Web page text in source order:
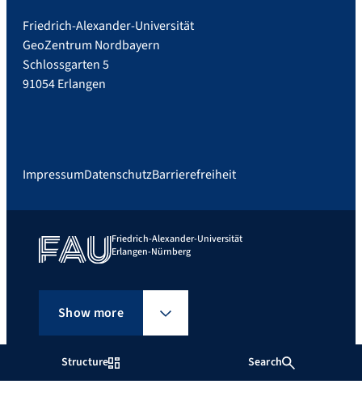
Structure Search
Friedrich-Alexander-Universität
GeoZentrum Nordbayern
Schlossgarten 5
91054 Erlangen
ImpressumDatenschutzBarrierefreiheit
Friedrich-Alexander-Universität
Erlangen-Nürnberg
Show more